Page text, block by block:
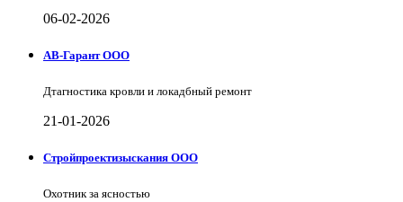
06-02-2026
АВ-Гарант ООО
Дтагностика кровли и локадбный ремонт
21-01-2026
Стройпроектизыскания ООО
Охотник за ясностью